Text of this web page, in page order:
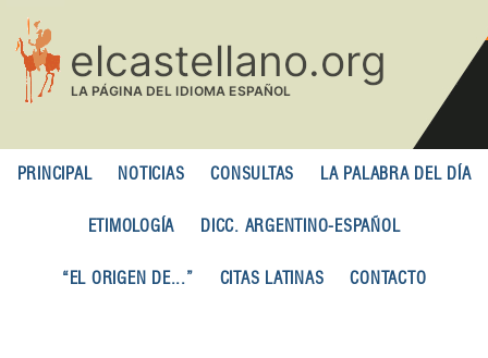
contenido
principal
PRINCIPAL NOTICIAS CONSULTAS LA PALABRA DEL DÍA
ETIMOLOGÍA DICC. ARGENTINO-ESPAÑOL
“EL ORIGEN DE...” CITAS LATINAS CONTACTO